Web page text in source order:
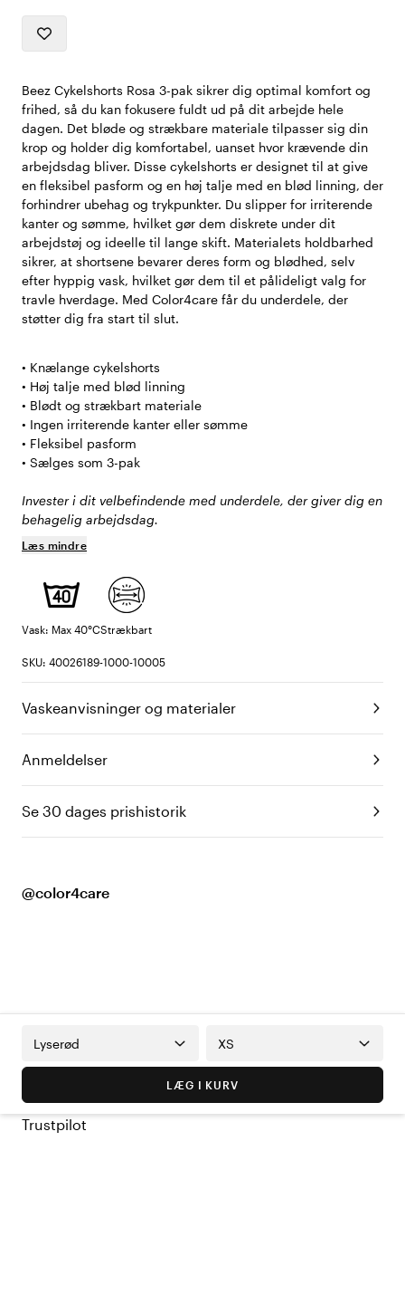
Beez Cykelshorts Rosa 3-pak sikrer dig optimal komfort og
frihed, så du kan fokusere fuldt ud på dit arbejde hele
dagen. Det bløde og strækbare materiale tilpasser sig din
krop og holder dig komfortabel, uanset hvor krævende din
arbejdsdag bliver. Disse cykelshorts er designet til at give
en fleksibel pasform og en høj talje med en blød linning, der
forhindrer ubehag og trykpunkter. Du slipper for irriterende
kanter og sømme, hvilket gør dem diskrete under dit
arbejdstøj og ideelle til lange skift. Materialets holdbarhed
sikrer, at shortsene bevarer deres form og blødhed, selv
efter hyppig vask, hvilket gør dem til et pålideligt valg for
travle hverdage. Med Color4care får du underdele, der
støtter dig fra start til slut.
• Knælange cykelshorts
• Høj talje med blød linning
• Blødt og strækbart materiale
• Ingen irriterende kanter eller sømme
• Fleksibel pasform
• Sælges som 3-pak
Invester i dit velbefindende med underdele, der giver dig en
behagelig arbejdsdag.
Læs mindre
Vask: Max 40°CStrækbart
SKU: 40026189-1000-10005
Vaskeanvisninger og materialer
Anmeldelser
Se 30 dages prishistorik
@color4care
Lyserød XS
LÆG I KURV
Trustpilot